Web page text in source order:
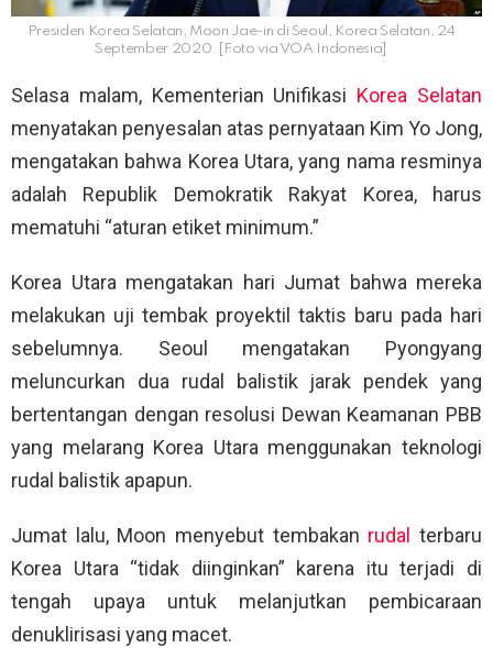
Presiden Korea Selatan, Moon Jae-in di Seoul, Korea Selatan, 24
September 2020. [Foto via VOA Indonesia]
Selasa malam, Kementerian Unifikasi Korea Selatan
menyatakan penyesalan atas pernyataan Kim Yo Jong,
mengatakan bahwa Korea Utara, yang nama resminya
adalah Republik Demokratik Rakyat Korea, harus
mematuhi “aturan etiket minimum.”
Korea Utara mengatakan hari Jumat bahwa mereka
melakukan uji tembak proyektil taktis baru pada hari
sebelumnya. Seoul mengatakan Pyongyang
meluncurkan dua rudal balistik jarak pendek yang
bertentangan dengan resolusi Dewan Keamanan PBB
yang melarang Korea Utara menggunakan teknologi
rudal balistik apapun.
Jumat lalu, Moon menyebut tembakan rudal terbaru
Korea Utara “tidak diinginkan” karena itu terjadi di
tengah upaya untuk melanjutkan pembicaraan
denuklirisasi yang macet.